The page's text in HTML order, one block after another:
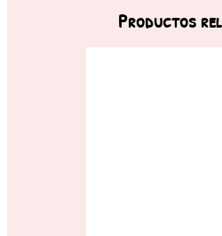
Productos